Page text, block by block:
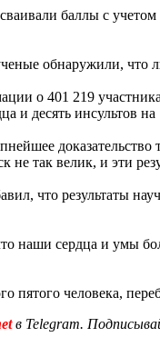
баллы с
обнаружили,
о 401 219
и десять инсультов
доказательство
так велик, и эти
что результаты
наши сердца и умы
пятого человека,
в Telegram.